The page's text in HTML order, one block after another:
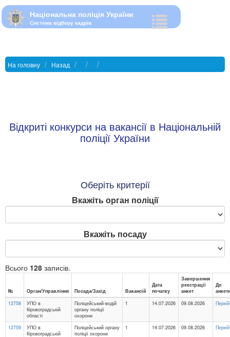
Національна поліція України
Система відбору кадрів
На головну Назад
Відкриті конкурси на вакансії в Національній
поліції України
Оберіть критерії
Вкажіть орган поліції
Вкажіть посаду
Всього 128 записів.
№ Орган/Управління Посада/Захід Вакансій
Дата
початку
Завершення
реєстрації
анкет
До
12758
УПО в
Кіровоградській
області
Поліцейський-водій
органу поліції
охорони
1 14.07.2026 09.08.2026
12759
УПО в
Кіровоградській
Поліцейський органу
поліції охорони
1 14.07.2026 09.08.2026